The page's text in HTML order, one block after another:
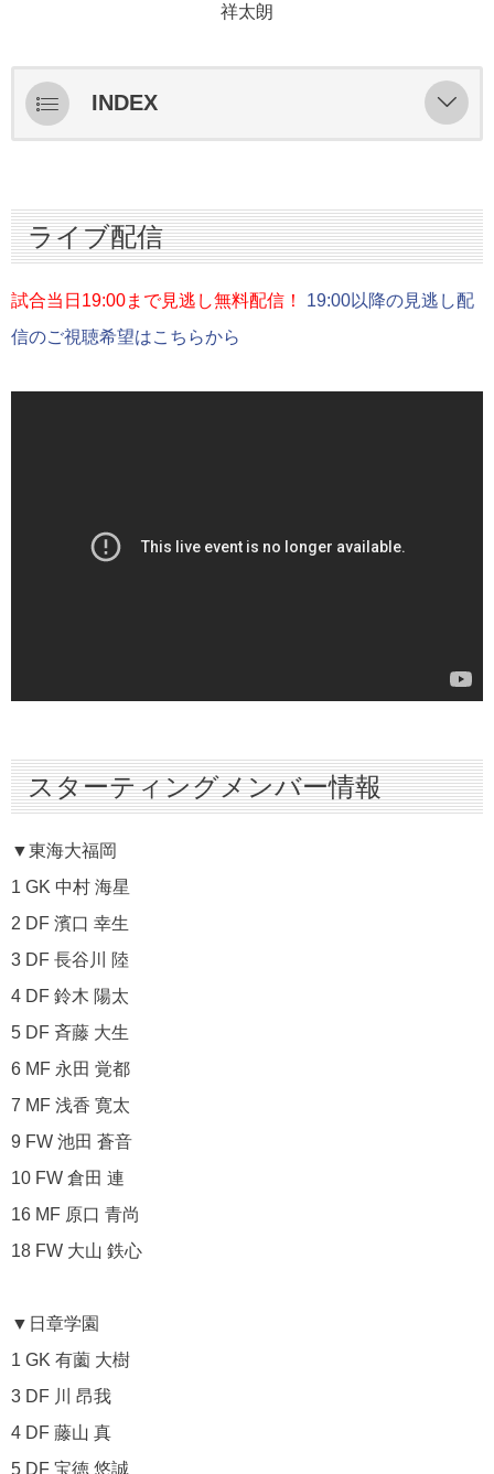
祥太朗
INDEX
ハイライト
インタビュー
ライブ配信
試合当日19:00まで見逃し無料配信！ 19:00以降の見逃し配
信のご視聴希望はこちらから
スターティングメンバー情報
▼東海大福岡
1 GK 中村 海星
2 DF 濱口 幸生
3 DF 長谷川 陸
4 DF 鈴木 陽太
5 DF 斉藤 大生
6 MF 永田 覚都
7 MF 浅香 寛太
9 FW 池田 蒼音
10 FW 倉田 連
16 MF 原口 青尚
18 FW 大山 鉄心
▼日章学園
1 GK 有薗 大樹
3 DF 川 昂我
4 DF 藤山 真
5 DF 宝徳 悠誠